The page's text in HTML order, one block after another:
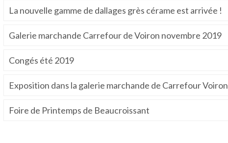
La nouvelle gamme de dallages grès cérame est arrivée !
Galerie marchande Carrefour de Voiron novembre 2019
Congés été 2019
Exposition dans la galerie marchande de Carrefour Voiron
Foire de Printemps de Beaucroissant